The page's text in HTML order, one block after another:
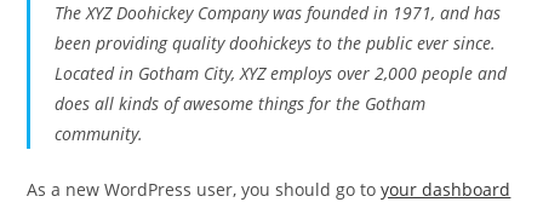
The XYZ Doohickey Company was founded in 1971, and has
been providing quality doohickeys to the public ever since.
Located in Gotham City, XYZ employs over 2,000 people and
does all kinds of awesome things for the Gotham
community.
As a new WordPress user, you should go toyour dashboard